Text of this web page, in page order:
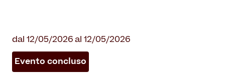
dal 12/05/2026 al 12/05/2026
Evento concluso